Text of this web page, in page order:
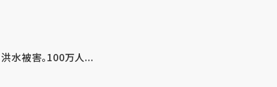
水被害。100万人...